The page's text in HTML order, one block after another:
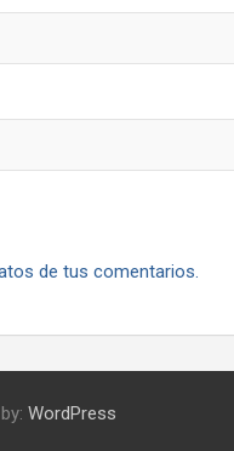
de tus comentarios.
WordPress